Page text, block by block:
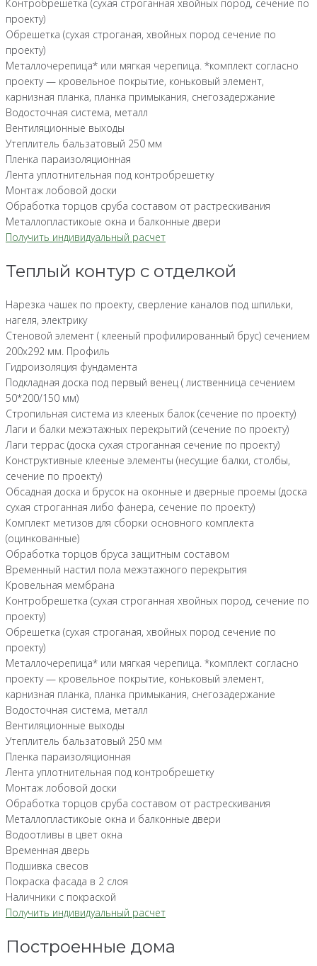
Контробрешетка (сухая строганная хвойных пород, сечение по
проекту)
Обрешетка (сухая строганая, хвойных пород сечение по
проекту)
Металлочерепица* или мягкая черепица. *комплект согласно
проекту — кровельное покрытие, коньковый элемент,
карнизная планка, планка примыкания, снегозадержание
Водосточная система, металл
Вентиляционные выходы
Утеплитель бальзатовый 250 мм
Пленка параизоляционная
Лента уплотнительная под контробрешетку
Монтаж лобовой доски
Обработка торцов сруба составом от растрескивания
Металлопластикоые окна и балконные двери
Получить индивидуальный расчет
Теплый контур с отделкой
Нарезка чашек по проекту, сверление каналов под шпильки,
нагеля, электрику
Стеновой элемент ( клееный профилированный брус) сечением
200х292 мм. Профиль
Гидроизоляция фундамента
Подкладная доска под первый венец ( лиственница сечением
50*200/150 мм)
Стропильная система из клееных балок (сечение по проекту)
Лаги и балки межэтажных перекрытий (сечение по проекту)
Лаги террас (доска сухая строганная сечение по проекту)
Конструктивные клееные элементы (несущие балки, столбы,
сечение по проекту)
Обсадная доска и брусок на оконные и дверные проемы (доска
сухая строганная либо фанера, сечение по проекту)
Комплект метизов для сборки основного комплекта
(оцинкованные)
Обработка торцов бруса защитным составом
Временный настил пола межэтажного перекрытия
Кровельная мембрана
Контробрешетка (сухая строганная хвойных пород, сечение по
проекту)
Обрешетка (сухая строганая, хвойных пород сечение по
проекту)
Металлочерепица* или мягкая черепица. *комплект согласно
проекту — кровельное покрытие, коньковый элемент,
карнизная планка, планка примыкания, снегозадержание
Водосточная система, металл
Вентиляционные выходы
Утеплитель бальзатовый 250 мм
Пленка параизоляционная
Лента уплотнительная под контробрешетку
Монтаж лобовой доски
Обработка торцов сруба составом от растрескивания
Металлопластикоые окна и балконные двери
Водоотливы в цвет окна
Временная дверь
Подшивка свесов
Покраска фасада в 2 слоя
Наличники с покраской
Получить индивидуальный расчет
Построенные дома